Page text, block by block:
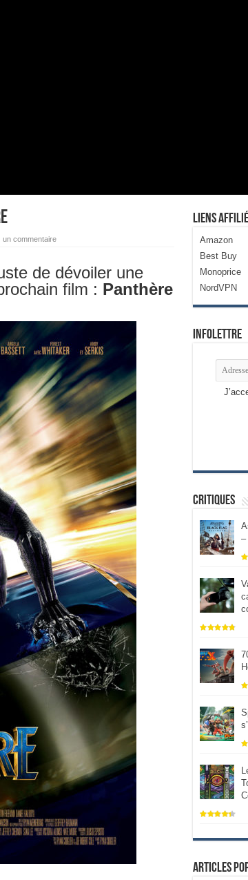
un commentaire
de dévoiler une
film : Panthère
Liens
Amazon
Best Buy
Monoprice
NordVPN
Infolettre
Critiques
–
Articles